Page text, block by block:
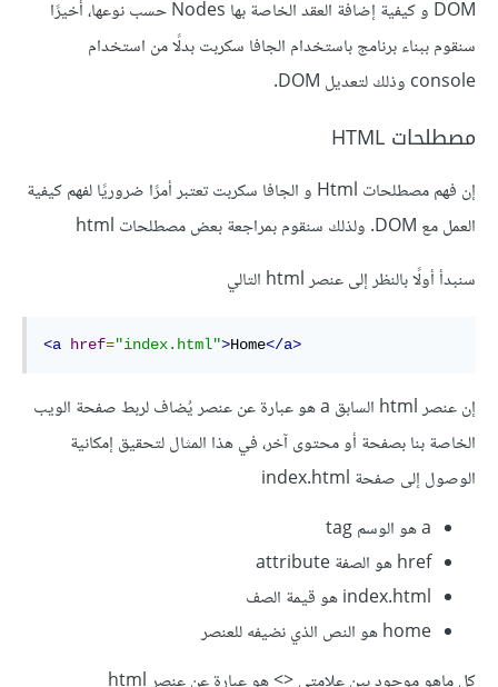
DOM و كيفية إضافة العقد الخاصة بها Nodes حسب نوعها، أخيرًا
سنقوم ببناء برنامج باستخدام الجافا سكربت بدلًا من استخدام
console وذلك لتعديل DOM.
مصطلحات HTML
إن فهم مصطلحات Html و الجافا سكربت تعتبر أمرًا ضروريًا لفهم كيفية
العمل مع DOM. ولذلك سنقوم بمراجعة بعض مصطلحات html
سنبدأ أولًا بالنظر إلى عنصر html التالي
<a href="index.html">Home</a>
إن عنصر html السابق a هو عبارة عن عنصر يُضاف لربط صفحة الويب
الخاصة بنا بصفحة أو محتوى آخر، في هذا المثال لتحقيق إمكانية
الوصول إلى صفحة index.html
a هو الوسم tag
href هو الصفة attribute
index.html هو قيمة الصف
home هو النص الذي نضيفه للعنصر